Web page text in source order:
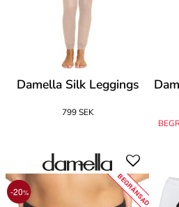
Damella Silk Leggings
799 SEK
-20% BEGRÄNSAD